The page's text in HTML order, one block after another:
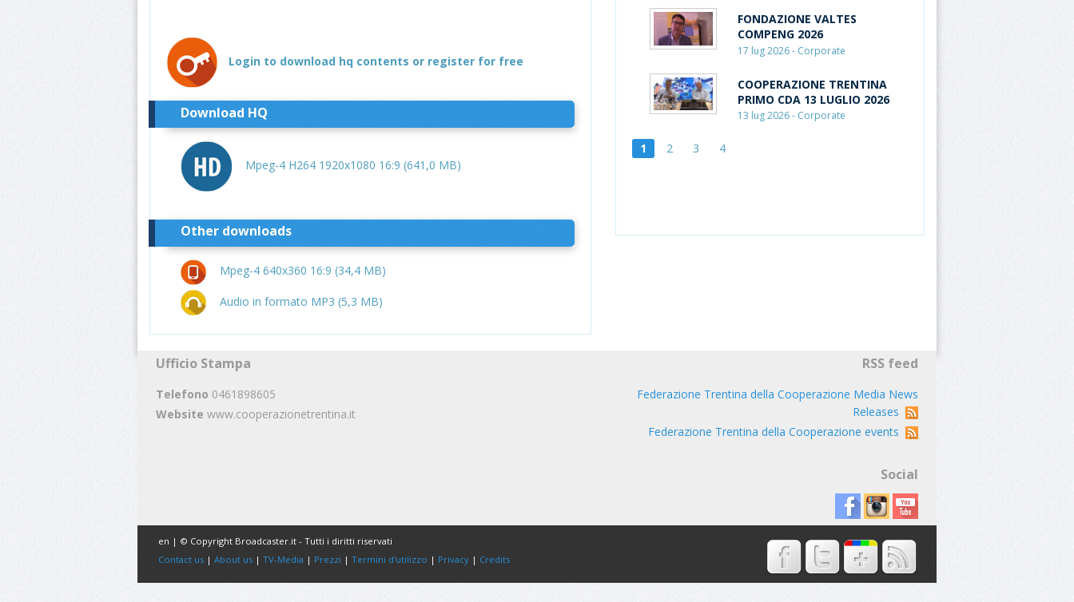
Login to download hq contents or register for free
Download HQ
Mpeg-4 H264 1920x1080 16:9 (641,0 MB)
Other downloads
Mpeg-4 640x360 16:9 (34,4 MB)
Audio in formato MP3 (5,3 MB)
FONDAZIONE VALTES
COMPENG 2026
17 lug 2026 - Corporate
COOPERAZIONE TRENTINA
PRIMO CDA 13 LUGLIO 2026
13 lug 2026 - Corporate
1 2 3 4
Ufficio Stampa
Telefono 0461898605
Website www.cooperazionetrentina.it
RSS feed
Federazione Trentina della Cooperazione Media News
Releases
Federazione Trentina della Cooperazione events
Social
en | © Copyright Broadcaster.it - Tutti i diritti riservati
Contact us |About us |TV-Media | Prezzi |Termini d'utilizzo | Privacy | Credits